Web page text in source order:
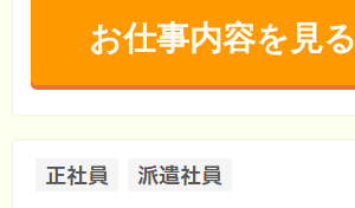
お仕事内容を見る